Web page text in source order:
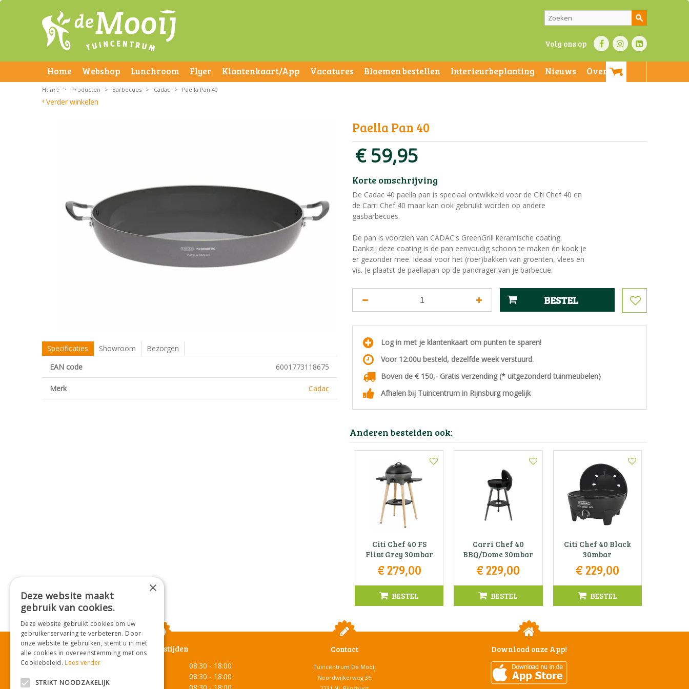
Volg ons op
Home Webshop Lunchroom Flyer Klantenkaart/App Vacatures Bloemen bestellen Interieurbeplanting Nieuws
Over ons
Contact
Home > Producten > Barbecues > Cadac > Paella Pan 40
Verder winkelen
Paella Pan 40
€ 59,95
Korte omschrijving
De Cadac 40 paella pan is speciaal ontwikkeld voor de Citi Chef 40 en
de Carri Chef 40 maar kan ook gebruikt worden op andere
gasbarbecues.
De pan is voorzien van CADAC's GreenGrill keramische coating.
Dankzij deze coating is de pan eenvoudig schoon te maken én kook je
er gezonder mee. Ideaal voor het (roer)bakken van groenten, vlees en
vis. Je plaatst de paellapan op de pandrager van je barbecue.
Log in met je klantenkaart om punten te sparen!
Voor 12:00u besteld, dezelfde week verstuurd.
Boven de € 150,- Gratis verzending (* uitgezonderd tuinmeubelen)
Afhalen bij Tuincentrum in Rijnsburg mogelijk
Specificaties Showroom
Bezorgen
EAN code
6001773118675
Merk Cadac
Anderen bestelden ook:
Citi Chef 40 FS
Flint Grey 30mbar
€ 279,00
BESTEL
Carri Chef 40
BBQ/Dome 30mbar
€ 229,00
BESTEL
Citi Chef 40 Black
30mbar
€ 229,00
BESTEL
Openingstijden
Maandag
08:30 - 18:00
08:30 - 18:00
Woensdag
08:30 - 18:00
Contact
Tuincentrum De Mooij
Noordwijkerweg 36
Download onze App!
×
Deze website maakt
gebruik van cookies.
Deze website gebruikt cookies om uw
gebruikerservaring te verbeteren. Door
onze website te gebruiken, stemt u in met
alle cookies in overeenstemming met ons
Cookiebeleid.Lees verder
STRIKT NOODZAKELIJK